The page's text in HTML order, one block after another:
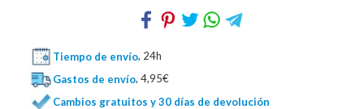
Tiempo de envío, 24h
Gastos de envío, 4,95€
Cambios gratuitos y 30 días de devolución